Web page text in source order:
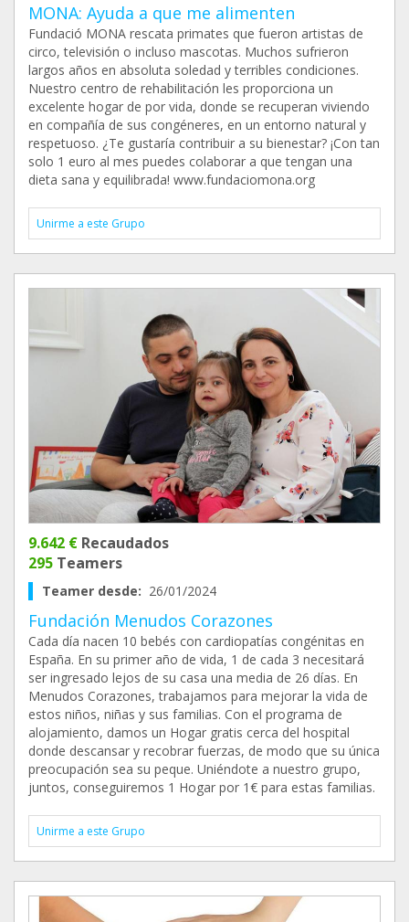
MONA: Ayuda a que me alimenten
Fundació MONA rescata primates que fueron artistas de
circo, televisión o incluso mascotas. Muchos sufrieron
largos años en absoluta soledad y terribles condiciones.
Nuestro centro de rehabilitación les proporciona un
excelente hogar de por vida, donde se recuperan viviendo
en compañía de sus congéneres, en un entorno natural y
respetuoso. ¿Te gustaría contribuir a su bienestar? ¡Con tan
solo 1 euro al mes puedes colaborar a que tengan una
dieta sana y equilibrada! www.fundaciomona.org
Unirme a este Grupo
9.642 € Recaudados
295 Teamers
Teamer desde: 26/01/2024
Fundación Menudos Corazones
Cada día nacen 10 bebés con cardiopatías congénitas en
España. En su primer año de vida, 1 de cada 3 necesitará
ser ingresado lejos de su casa una media de 26 días. En
Menudos Corazones, trabajamos para mejorar la vida de
estos niños, niñas y sus familias. Con el programa de
alojamiento, damos un Hogar gratis cerca del hospital
donde descansar y recobrar fuerzas, de modo que su única
preocupación sea su peque. Uniéndote a nuestro grupo,
juntos, conseguiremos 1 Hogar por 1€ para estas familias.
Unirme a este Grupo